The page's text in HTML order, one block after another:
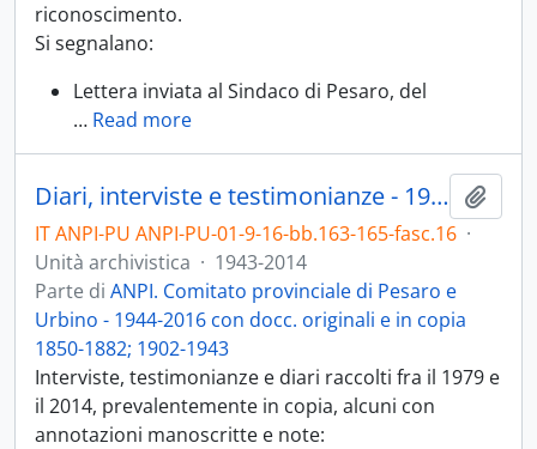
riconoscimento.
Si segnalano:
Lettera inviata al Sindaco di Pesaro, del
… Read more
Diari, interviste e testimonianze - 1943-2015
IT ANPI-PU ANPI-PU-01-9-16-bb.163-165-fasc.16 ·
Unità archivistica · 1943-2014
Parte di ANPI. Comitato provinciale di Pesaro e
Urbino - 1944-2016 con docc. originali e in copia
1850-1882; 1902-1943
Interviste, testimonianze e diari raccolti fra il 1979 e
il 2014, prevalentemente in copia, alcuni con
annotazioni manoscritte e note: